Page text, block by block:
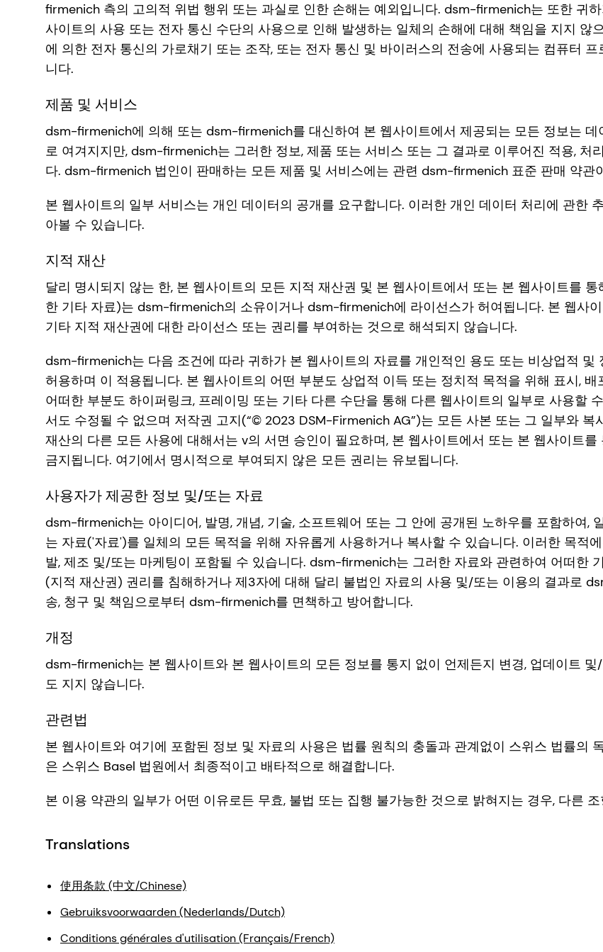
firmenich 측의 고의적 위법 행위 또는 과실로 인한 손해는 예외입니다. dsm-firmenich는 또한 귀
사이트의 사용 또는 전자 통신 수단의 사용으로 인해 발생하는 일체의 손해에 대해 책임을 지지 않
에 의한 전자 통신의 가로채기 또는 조작, 또는 전자 통신 및 바이러스의 전송에 사용되는 컴퓨터
니다.
제품 및 서비스
dsm-firmenich에 의해 또는 dsm-firmenich를 대신하여 본 웹사이트에서 제공되는 모든 정보는 데
로 여겨지지만, dsm-firmenich는 그러한 정보, 제품 또는 서비스 또는 그 결과로 이루어진 적용, 처
다. dsm-firmenich 법인이 판매하는 모든 제품 및 서비스에는 관련 dsm-firmenich 표준 판매 약관
본 웹사이트의 일부 서비스는 개인 데이터의 공개를 요구합니다. 이러한 개인 데이터 처리에 관
아볼 수 있습니다.
지적 재산
달리 명시되지 않는 한, 본 웹사이트의 모든 지적 재산권 및 본 웹사이트에서 또는 본 웹사이트를
한 기타 자료)는 dsm-firmenich의 소유이거나 dsm-firmenich에 라이선스가 허여됩니다. 본 웹사
기타 지적 재산권에 대한 라이선스 또는 권리를 부여하는 것으로 해석되지 않습니다.
dsm-firmenich는 다음 조건에 따라 귀하가 본 웹사이트의 자료를 개인적인 용도 또는 비상업적 및
허용하며 이 적용됩니다. 본 웹사이트의 어떤 부분도 상업적 이득 또는 정치적 목적을 위해 표시,
어떠한 부분도 하이퍼링크, 프레이밍 또는 기타 다른 수단을 통해 다른 웹사이트의 일부로 사용할
서도 수정될 수 없으며 저작권 고지(“© 2023 DSM-Firmenich AG”)는 모든 사본 또는 그 일부와
재산의 다른 모든 사용에 대해서는 v의 서면 승인이 필요하며, 본 웹사이트에서 또는 본 웹사이트
금지됩니다. 여기에서 명시적으로 부여되지 않은 모든 권리는 유보됩니다.
사용자가 제공한 정보 및/또는 자료
dsm-firmenich는 아이디어, 발명, 개념, 기술, 소프트웨어 또는 그 안에 공개된 노하우를 포함하여,
는 자료('자료')를 일체의 모든 목적을 위해 자유롭게 사용하거나 복사할 수 있습니다. 이러한 목적
발, 제조 및/또는 마케팅이 포함될 수 있습니다. dsm-firmenich는 그러한 자료와 관련하여 어떠한
(지적 재산권) 권리를 침해하거나 제3자에 대해 달리 불법인 자료의 사용 및/또는 이용의 결과로
송, 청구 및 책임으로부터 dsm-firmenich를 면책하고 방어합니다.
개정
dsm-firmenich는 본 웹사이트와 본 웹사이트의 모든 정보를 통지 없이 언제든지 변경, 업데이트
도 지지 않습니다.
관련법
본 웹사이트와 여기에 포함된 정보 및 자료의 사용은 법률 원칙의 충돌과 관계없이 스위스 법률의
은 스위스 Basel 법원에서 최종적이고 배타적으로 해결합니다.
본 이용 약관의 일부가 어떤 이유로든 무효, 불법 또는 집행 불가능한 것으로 밝혀지는 경우, 다른
Translations
使用条款 (中文/Chinese)
Gebruiksvoorwaarden (Nederlands/Dutch)
Conditions générales d'utilisation (Français/French)